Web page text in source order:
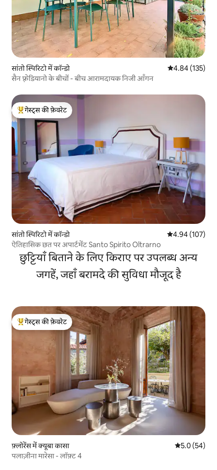
सांतो स्पिरिटो में कॉन्डो औसत रेटिंग 5 में से
4.84 (135)
सैन फ़्रेडियानो के बीचों - बीच आरामदायक निजी आँगन
गेस्ट्स का टॉप फ़ेवरेट
गेस्ट्स की फ़ेवरेट
सांतो स्पिरिटो में कॉन्डो औसत रेटिंग 5 में से
4.94 (107)
ऐतिहासिक छत पर अपार्टमेंट Santo Spirito Oltrarno
छुट्टियाँ बिताने के लिए किराए पर उपलब्ध अन्य
जगहें, जहाँ बरामदे की सुविधा मौजूद है
गेस्ट्स का टॉप फ़ेवरेट
गेस्ट्स की फ़ेवरेट
फ़्लोरेंस में क्यूबा कासा औसत रेटिंग 5
5.0 (54)
पलाज़ीना मारेसा - लॉफ़्ट 4